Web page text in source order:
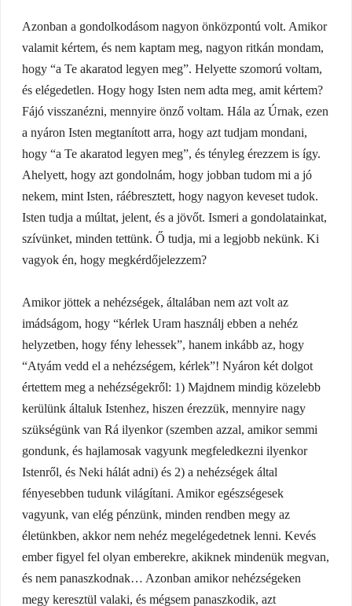
Azonban a gondolkodásom nagyon önközpontú volt. Amikor
valamit kértem, és nem kaptam meg, nagyon ritkán mondam,
hogy “a Te akaratod legyen meg”. Helyette szomorú voltam,
és elégedetlen. Hogy hogy Isten nem adta meg, amit kértem?
Fájó visszanézni, mennyire önző voltam. Hála az Úrnak, ezen
a nyáron Isten megtanított arra, hogy azt tudjam mondani,
hogy “a Te akaratod legyen meg”, és tényleg érezzem is így.
Ahelyett, hogy azt gondolnám, hogy jobban tudom mi a jó
nekem, mint Isten, ráébresztett, hogy nagyon keveset tudok.
Isten tudja a múltat, jelent, és a jövőt. Ismeri a gondolatainkat,
szívünket, minden tettünk. Ő tudja, mi a legjobb nekünk. Ki
vagyok én, hogy megkérdőjelezzem?
Amikor jöttek a nehézségek, általában nem azt volt az
imádságom, hogy “kérlek Uram használj ebben a nehéz
helyzetben, hogy fény lehessek”, hanem inkább az, hogy
“Atyám vedd el a nehézségem, kérlek”! Nyáron két dolgot
értettem meg a nehézségekről: 1) Majdnem mindig közelebb
kerülünk általuk Istenhez, hiszen érezzük, mennyire nagy
szükségünk van Rá ilyenkor (szemben azzal, amikor semmi
gondunk, és hajlamosak vagyunk megfeledkezni ilyenkor
Istenről, és Neki hálát adni) és 2) a nehézségek által
fényesebben tudunk világítani. Amikor egészségesek
vagyunk, van elég pénzünk, minden rendben megy az
életünkben, akkor nem nehéz megelégedetnek lenni. Kevés
ember figyel fel olyan emberekre, akiknek mindenük megvan,
és nem panaszkodnak… Azonban amikor nehézségeken
megy keresztül valaki, és mégsem panaszkodik, azt